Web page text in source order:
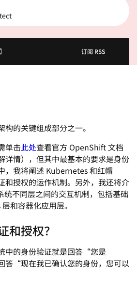
订阅 RSS
的关键组成部分之一。
单击此处查看官方 OpenShift 文档
详情），但其中最基本的要求是身份
，我将阐述 Kubernetes 和红帽
和授权的运作机制。另外，我还将介
不同层之间的交互机制，包括基础
和容器化应用层。
和授权？
中的身份验证就是回答“您是
答“现在我已确认您的身份，您可以